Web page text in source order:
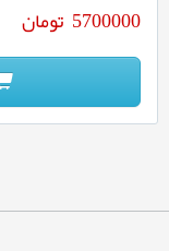
5700000 تومان